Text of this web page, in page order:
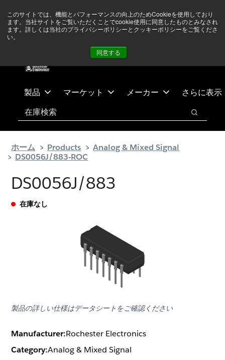
このサイトでは、機能とパフォーマンスの向上のためCookieを使用しており
ます。当社サイトをご覧いただくことでcookie使用に同意したものとみなされ
ます。詳しくは当社のプライバシーポリシーとクッキーポリシーをご覧くださ
い。
同意する
テ
ス
ありません 詳しい情報はこちら➜
製品 マーケット メーカー さらに表示
検索
検索
ホーム Products
Analog & Mixed Signal
DS0056J/883-ROC
DS0056J/883
在庫なし
製品の詳しい仕様はデータシートをご確認ください
Manufacturer:Rochester Electronics
Category:Analog & Mixed Signal